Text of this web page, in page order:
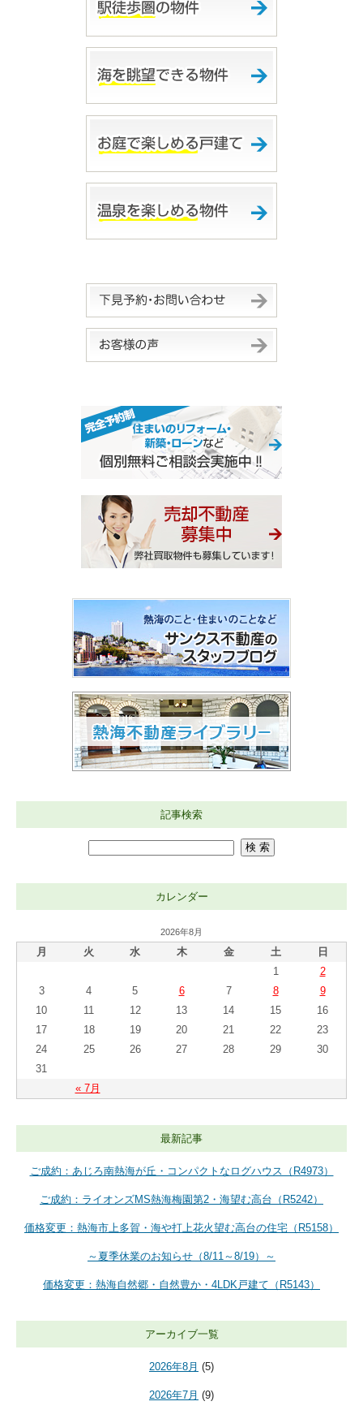
記事検索
カレンダー
2026年8月
月 火 水 木 金 土 日
« 7月
1
2
3
4 5 6 7 8
9
10
11 12 13 14 15
16
17
18 19 20 21 22
23
24
25 26 27 28 29
30
31
最新記事
ご成約：あじろ南熱海が丘・コンパクトなログハウス（R4973）
ご成約：ライオンズMS熱海梅園第2・海望む高台（R5242）
価格変更：熱海市上多賀・海や打上花火望む高台の住宅（R5158）
～夏季休業のお知らせ（8/11～8/19）～
価格変更：熱海自然郷・自然豊か・4LDK戸建て（R5143）
アーカイブ一覧
2026年8月 (5)
2026年7月 (9)